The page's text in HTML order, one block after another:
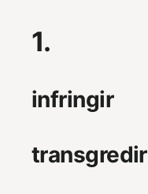
1.
infringir
transgredir